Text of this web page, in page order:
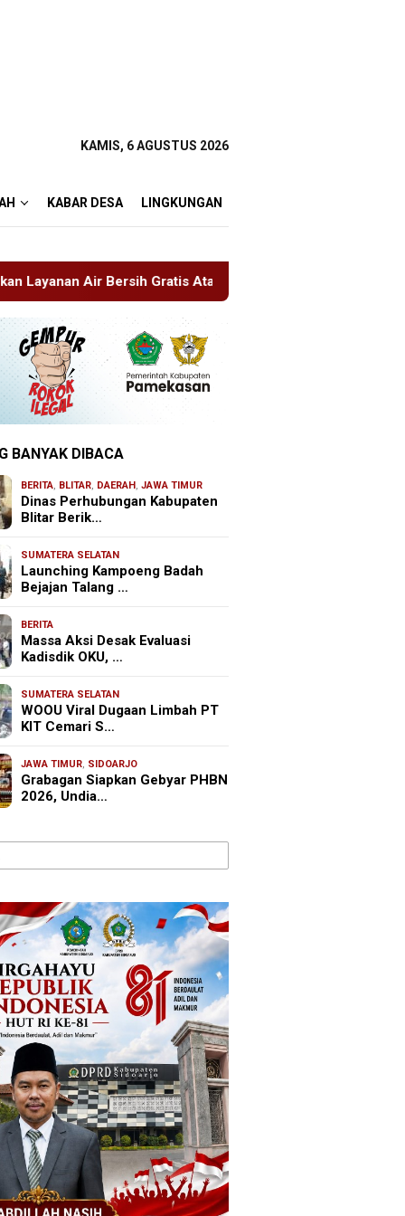
KAMIS, 6 AGUSTUS 2026
KABAR DESA LINGKUNGAN
Atasi Krisis Kemarau
BANYAK DIBACA
BERITA, BLITAR, DAERAH ,JAWA TIMUR
Dinas Perhubungan Kabupaten
Blitar Berik…
SUMATERA SELATAN
Launching Kampoeng Badah
Bejajan Talang …
BERITA
Massa Aksi Desak Evaluasi
Kadisdik OKU, …
SUMATERA SELATAN
WOOU Viral Dugaan Limbah PT
KIT Cemari S…
JAWA TIMUR, SIDOARJO
Grabagan Siapkan Gebyar PHBN
2026, Undia…